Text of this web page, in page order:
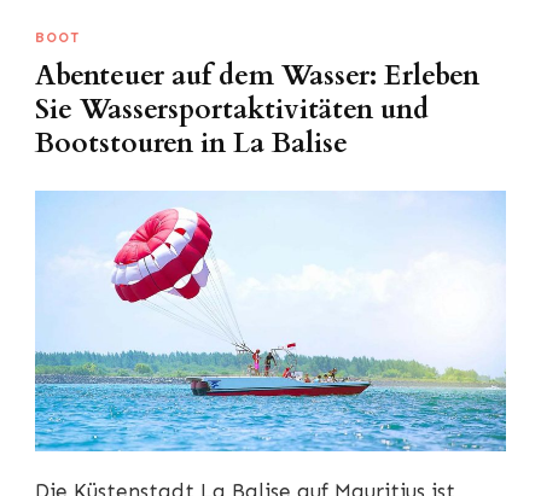
BOOT
Abenteuer auf dem Wasser: Erleben
Sie Wassersportaktivitäten und
Bootstouren in La Balise
Die Küstenstadt La Balise auf Mauritius ist